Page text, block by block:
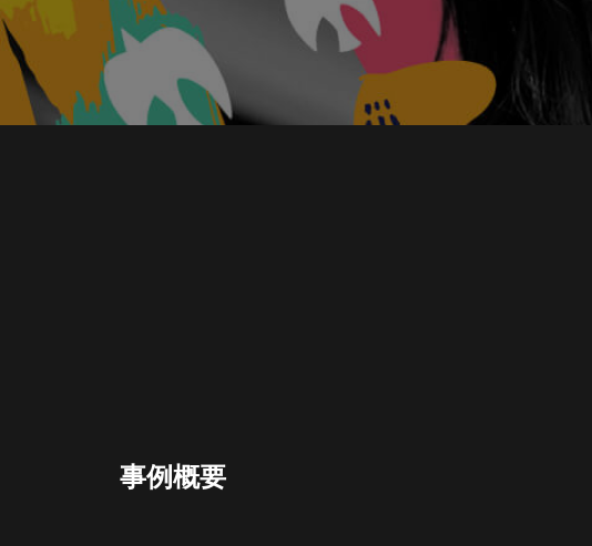
Career
Career
News
事例概要